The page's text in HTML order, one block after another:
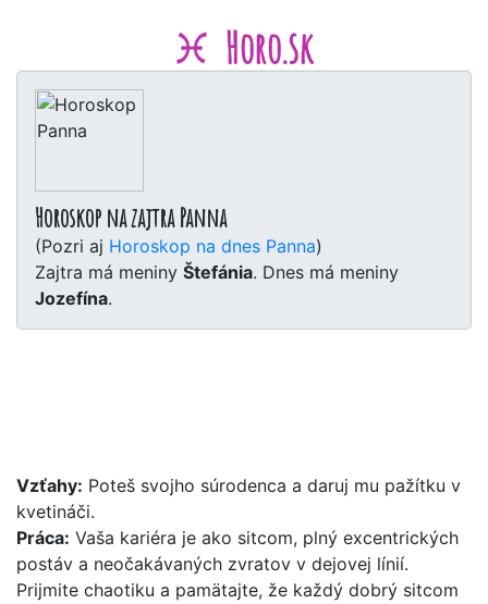
Horo.sk
Horoskop na zajtra Panna
(Pozri aj Horoskop na dnes Panna)
Zajtra má meniny Štefánia. Dnes má meniny
Jozefína.
Vzťahy: Poteš svojho súrodenca a daruj mu pažítku v
kvetináči.
Práca: Vaša kariéra je ako sitcom, plný excentrických
postáv a neočakávaných zvratov v dejovej línií.
Prijmite chaotiku a pamätajte, že každý dobrý sitcom